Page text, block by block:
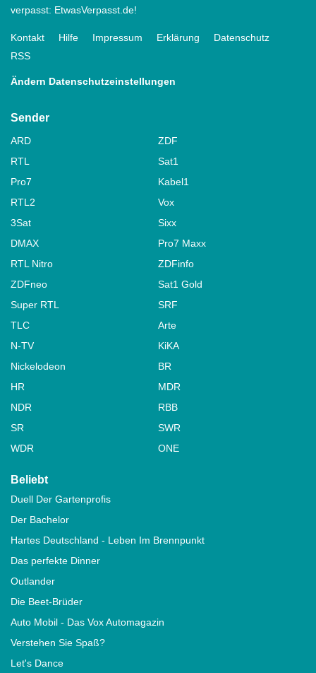
verpasst: EtwasVerpasst.de!
Kontakt Hilfe Impressum Erklärung
Datenschutz
RSS
Ändern Datenschutzeinstellungen
Sender
ARD
ZDF
RTL
Sat1
Pro7
Kabel1
RTL2
Vox
3Sat
Sixx
DMAX
Pro7 Maxx
RTL Nitro
ZDFinfo
ZDFneo
Sat1 Gold
Super RTL
SRF
TLC
Arte
N-TV
KiKA
Nickelodeon
BR
HR
MDR
NDR
RBB
SR
SWR
WDR
ONE
Beliebt
Duell Der Gartenprofis
Der Bachelor
Hartes Deutschland - Leben Im Brennpunkt
Das perfekte Dinner
Outlander
Die Beet-Brüder
Auto Mobil - Das Vox Automagazin
Verstehen Sie Spaß?
Let's Dance